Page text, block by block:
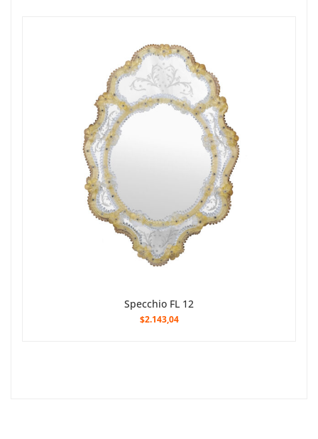
Specchio FL 12
$2.143,04